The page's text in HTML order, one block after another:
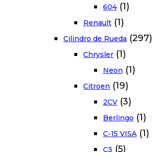
604 (1)
Renault (1)
Cilindro de Rueda (297)
Chrysler (1)
Neon (1)
Citroen (19)
2CV (3)
Berlingo (1)
C-15 VISA (1)
C3 (5)